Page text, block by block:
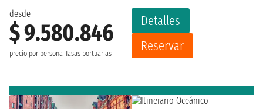
desde
$ 9.580.846
precio por persona Tasas portuarias
Detalles
Reservar